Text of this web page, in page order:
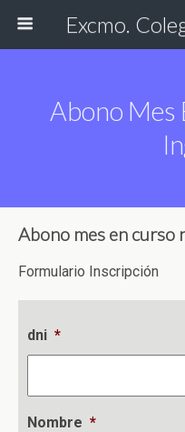
Abono Mes
Abono mes en curso
Formulario Inscripción
dni *
Nombre *